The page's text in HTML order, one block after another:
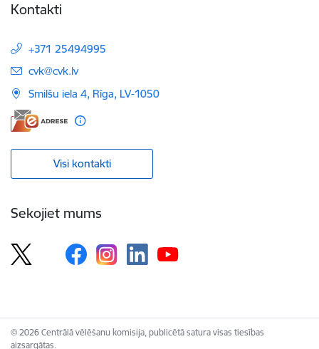
Kontakti
+371 25494995
E-pasts:
cvk@cvk.lv
Smilšu iela 4, Rīga, LV-1050
Visi kontakti
Sekojiet mums
© 2026 Centrālā vēlēšanu komisija, publicētā satura visas tiesības
aizsargātas.